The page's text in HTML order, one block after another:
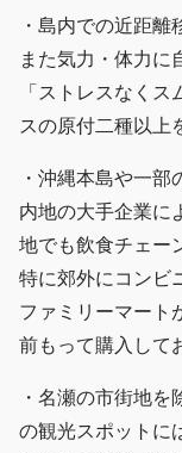
・島内での近距離
また気力・体力に
「ストレスなく
スの原付二種以上
・沖縄本島や一
内地の大手企業に
地でも飲食チェー
特に郊外にコンビ
ファミリーマート
前もって購入して
・名瀬の市街地
の観光スポットに